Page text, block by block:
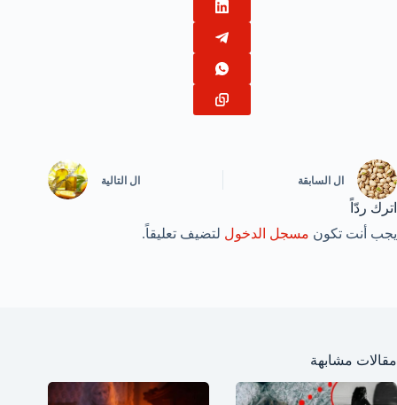
ال السابقة ال التالية
اترك ردّاً
يجب أنت تكون مسجل الدخول لتضيف تعليقاً.
مقالات مشابهة